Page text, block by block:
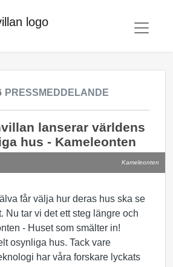
PRESSMEDDELANDE
lanserar världens
hus - Kameleonten
Kameleonten
får välja hur deras hus ska se
Nu tar vi det ett steg längre och
- Huset som smälter in!
osynliga hus. Tack vare
har våra forskare lyckats